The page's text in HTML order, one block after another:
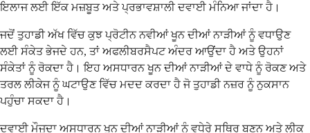
ਇਲਾਜ ਲਈ ਇੱਕ ਮਜ਼ਬੂਤ ​​ਅਤੇ ਪ੍ਰਭਾਵਸ਼ਾਲੀ ਦਵਾਈ ਮੰਨਿਆ ਜਾਂਦਾ ਹੈ।
ਜਦੋਂ ਤੁਹਾਡੀ ਅੱਖ ਵਿੱਚ ਕੁਝ ਪ੍ਰੋਟੀਨ ਨਵੀਆਂ ਖੂਨ ਦੀਆਂ ਨਾੜੀਆਂ ਨੂੰ ਵਧਾਉਣ
ਲਈ ਸੰਕੇਤ ਭੇਜਦੇ ਹਨ, ਤਾਂ ਅਫਲੀਬਰਸੈਪਟ ਅੰਦਰ ਆਉਂਦਾ ਹੈ ਅਤੇ ਉਹਨਾਂ
ਸੰਕੇਤਾਂ ਨੂੰ ਰੋਕਦਾ ਹੈ। ਇਹ ਅਸਧਾਰਨ ਖੂਨ ਦੀਆਂ ਨਾੜੀਆਂ ਦੇ ਵਾਧੇ ਨੂੰ ਰੋਕਣ ਅਤੇ
ਤਰਲ ਲੀਕੇਜ ਨੂੰ ਘਟਾਉਣ ਵਿੱਚ ਮਦਦ ਕਰਦਾ ਹੈ ਜੋ ਤੁਹਾਡੀ ਨਜ਼ਰ ਨੂੰ ਨੁਕਸਾਨ
ਪਹੁੰਚਾ ਸਕਦਾ ਹੈ।
ਦਵਾਈ ਮੌਜੂਦਾ ਅਸਧਾਰਨ ਖੂਨ ਦੀਆਂ ਨਾੜੀਆਂ ਨੂੰ ਵਧੇਰੇ ਸਥਿਰ ਬਣਨ ਅਤੇ ਲੀਕ